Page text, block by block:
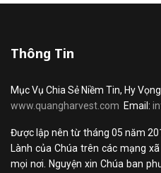
Thông Tin
Mục Vụ Chia Sẻ Niềm Tin, Hy
www.quangharvest.com Email:
Được lập nên từ tháng 05 năm
Lành của Chúa trên các mạng
mọi nơi. Nguyện xin Chúa ban